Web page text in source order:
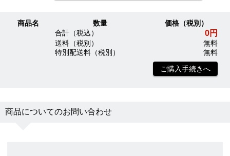
商品名 数量
価格（税別）
合計（税込）
0円
送料（税別）
無料
特別配送料（税別）
無料
ご購入手続きへ
商品についてのお問い合わせ